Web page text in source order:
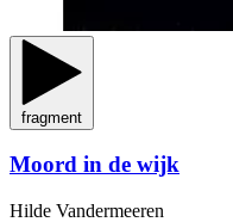
fragment
Moord in de wijk
Hilde Vandermeeren